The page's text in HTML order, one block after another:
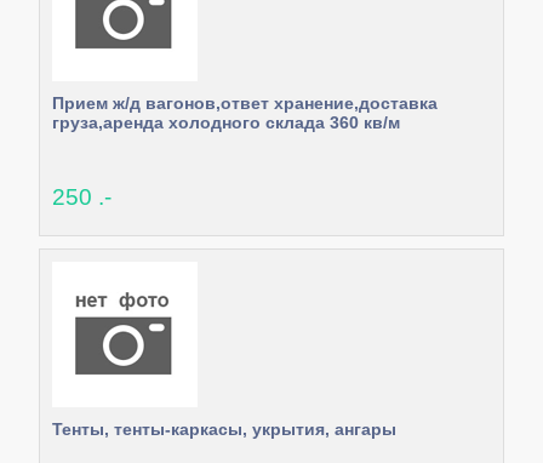
Прием ж/д вагонов,ответ хранение,доставка
груза,аренда холодного склада 360 кв/м
250 .-
Тенты, тенты-каркасы, укрытия, ангары